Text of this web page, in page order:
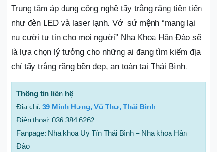
Trung tâm áp dụng công nghệ tẩy trắng răng tiên tiến
như đèn LED và laser lạnh. Với sứ mệnh “mang lại
nụ cười tự tin cho mọi người” Nha Khoa Hân Đào sẽ
là lựa chọn lý tưởng cho những ai đang tìm kiếm địa
chỉ tẩy trắng răng bền đẹp, an toàn tại Thái Bình.
Thông tin liên hệ
Địa chỉ: 39 Minh Hưng, Vũ Thư, Thái Bình
Điện thoại: 036 384 6262
Fanpage: Nha khoa Uy Tín Thái Bình – Nha khoa Hân
Đào